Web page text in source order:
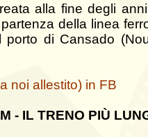
alla fine degli
della linea
di Cansado
noi allestito) in FB
- IL TRENO PIÙ